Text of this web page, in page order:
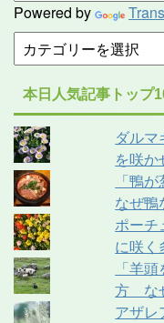
Powered by
本日人気記事トップ
ダル
を咲か
「鴨
なぜ鴨
ポー
に咲く
「羊
方 な
アザレ